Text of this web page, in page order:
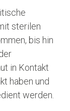
sterilen
bis hin
in Kontakt
haben und
werden.